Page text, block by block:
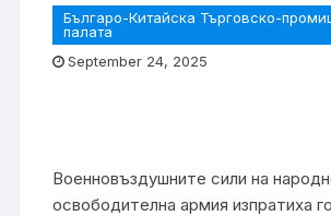
Българо-Китайска Търговско-
палaта
September 24, 2025
Военновъздушните сили на
освободителна армия изпратиха